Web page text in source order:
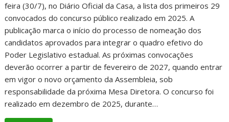
feira (30/7), no Diário Oficial da Casa, a lista dos primeiros 29
convocados do concurso público realizado em 2025. A
publicação marca o início do processo de nomeação dos
candidatos aprovados para integrar o quadro efetivo do
Poder Legislativo estadual. As próximas convocações
deverão ocorrer a partir de fevereiro de 2027, quando entrar
em vigor o novo orçamento da Assembleia, sob
responsabilidade da próxima Mesa Diretora. O concurso foi
realizado em dezembro de 2025, durante…